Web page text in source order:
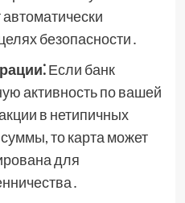
безопасности․
Если банк
активность по вашей
в нетипичных
то карта может
для